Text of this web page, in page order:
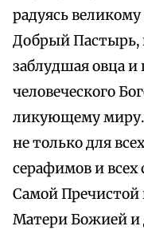
радуясь
Добрый Пастырь,
заблудшая овца и
человеческого
ликующему миру.
не только для
серафимов и всех
Самой
Матери Божией и